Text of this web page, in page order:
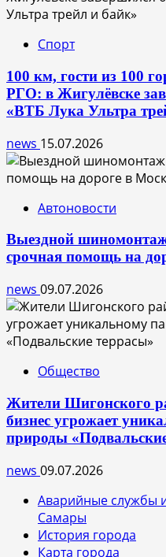
Спорт
100 км, гости из 100
РГО: в Жигулёвске
«ВТБ Лука Ультра
news 15.07.2026
Автоновости
Выездной
срочная помощь на
news 09.07.2026
Общество
Жители Шигонского
бизнес угрожает
природы
news 09.07.2026
Аварийные службы
Самары
История города
Карта города